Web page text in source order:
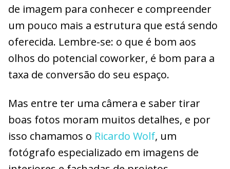
de imagem para conhecer e compreender
um pouco mais a estrutura que está sendo
oferecida. Lembre-se: o que é bom aos
olhos do potencial coworker, é bom para a
taxa de conversão do seu espaço.
Mas entre ter uma câmera e saber tirar
boas fotos moram muitos detalhes, e por
isso chamamos o Ricardo Wolf, um
fotógrafo especializado em imagens de